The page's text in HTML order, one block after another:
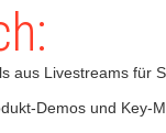
aus Livestreams für
Demos und Key-